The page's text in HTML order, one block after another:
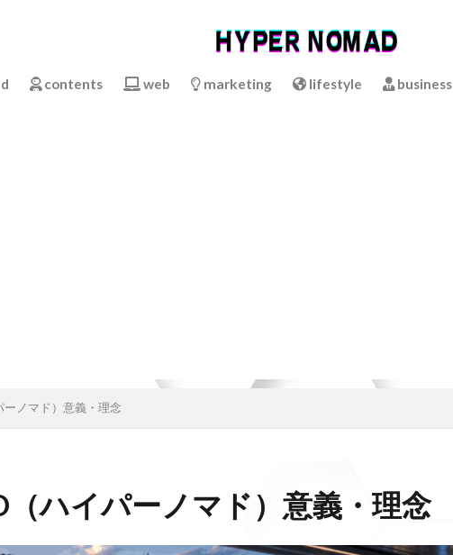
contents web marketing lifestyle business
ノマド）意義・理念
（ハイパーノマド）意義・理念